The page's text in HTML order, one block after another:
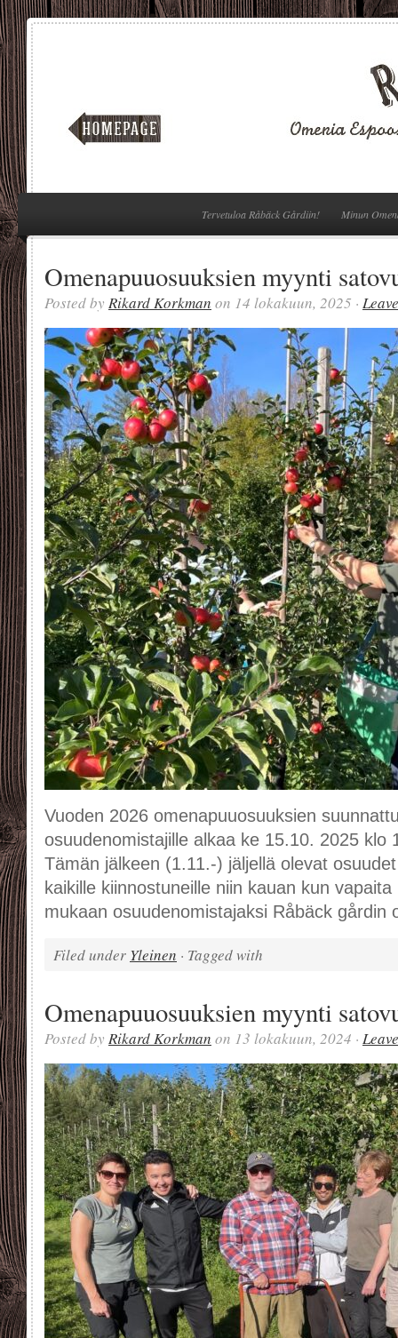
Tervetuloa Råbäck Gårdiin! Minun
Omenapuuosuuksien myynti
Posted by Rikard Korkman on 14 lokakuun, 2025 ·
Vuoden 2026 omenapuuosuuksien
osuudenomistajille alkaa ke 15.10. 2025 klo
Tämän jälkeen (1.11.-) jäljellä olevat
kaikille kiinnostuneille niin kauan kun
mukaan osuudenomistajaksi Råbäck gårdin
Filed under Yleinen · Tagged with
Omenapuuosuuksien myynti
Posted by Rikard Korkman on 13 lokakuun, 2024 ·